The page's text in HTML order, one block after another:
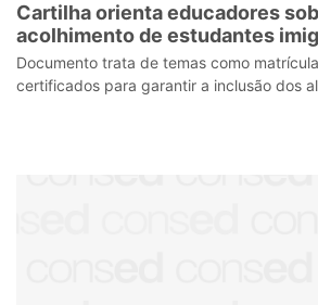
Cartilha orienta educadores
acolhimento de estudantes
Documento trata de temas como
certificados para garantir a inclusão dos